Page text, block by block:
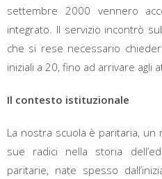
settembre 2000 vennero
integrato. Il servizio incontrò
che si rese necessario
iniziali a 20, fino ad arrivare agli
Il contesto istituzionale
La nostra scuola è paritaria,
sue radici nella storia
paritarie, nate spesso